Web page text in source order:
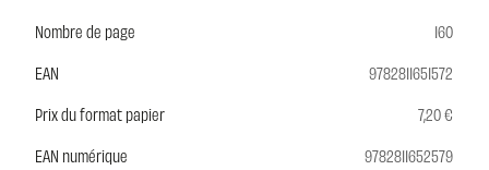
Nombre de page
160
EAN
9782811651572
Prix du format papier
7,20 €
EAN numérique
9782811652579